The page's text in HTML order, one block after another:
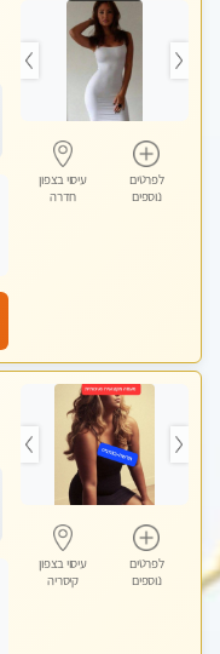
לפרטים
נוספים
עיסוי בצפון
חדרה
לפרטים
נוספים
עיסוי בצפון
קיסריה